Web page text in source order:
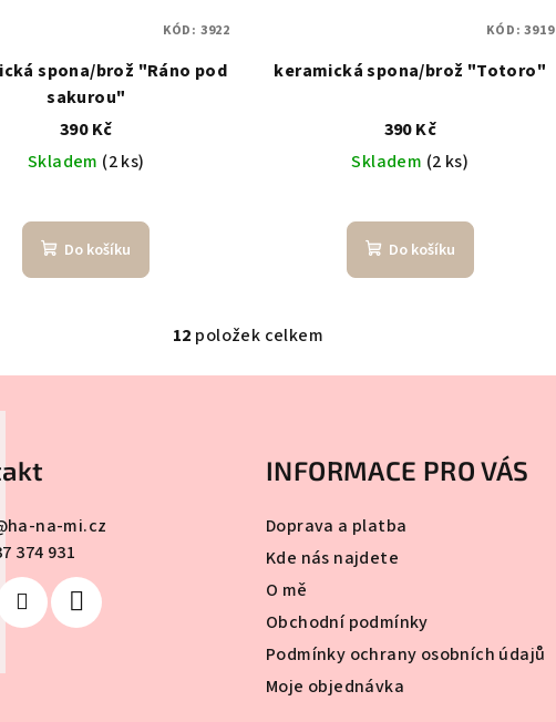
spona/brož "Ráno pod
sakurou"
390 Kč
Skladem (2 ks)
Do košíku
KÓD: 3922
keramická spona/brož "Totoro"
390 Kč
Skladem (2 ks)
Do košíku
KÓD:3919
O
v
12 položek celkem
ha-na-mi.cz
374 931
INFORMACE PRO VÁS
Doprava a platba
Kde nás najdete
O mě
Obchodní podmínky
Podmínky ochrany osobních údajů
Moje objednávka